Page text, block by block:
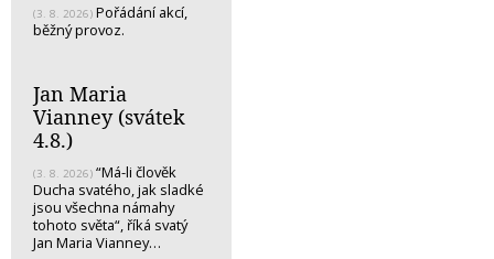
(3. 8. 2026) Pořádání akcí,
běžný provoz.
Jan Maria
Vianney (svátek
4.8.)
(3. 8. 2026) “Má-li člověk
Ducha svatého, jak sladké
jsou všechna námahy
tohoto světa“, říká svatý
Jan Maria Vianney…